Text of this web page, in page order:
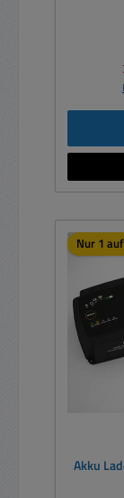
Nur 1
Akku